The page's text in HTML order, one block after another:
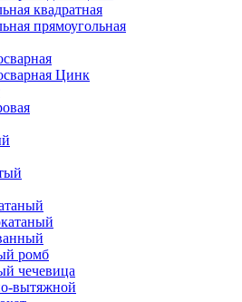
квадратная
прямоугольная
Цинк
ромб
чечевица
вытяжной